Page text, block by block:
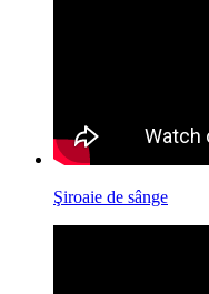
Şiroaie de sânge